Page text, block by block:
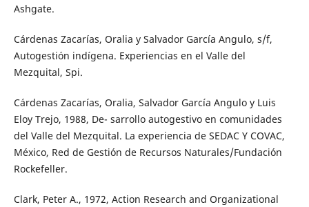
Ashgate.
Cárdenas Zacarías, Oralia y Salvador García Angulo, s/f,
Autogestión indígena. Experiencias en el Valle del
Mezquital, Spi.
Cárdenas Zacarías, Oralia, Salvador García Angulo y Luis
Eloy Trejo, 1988, De- sarrollo autogestivo en comunidades
del Valle del Mezquital. La experiencia de SEDAC Y COVAC,
México, Red de Gestión de Recursos Naturales/Fundación
Rockefeller.
Clark, Peter A., 1972, Action Research and Organizational